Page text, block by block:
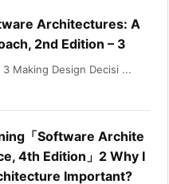
Architectures: A
2nd Edition – 3
3 Making Design Decisi ...
「Software Archite
4th Edition」2 Why I
Important?